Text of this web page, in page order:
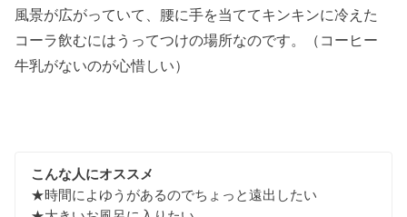
風景が広がっていて、腰に手を当ててキンキンに冷えた
コーラ飲むにはうってつけの場所なのです。（コーヒー
牛乳がないのが心惜しい）
こんな人にオススメ
★時間によゆうがあるのでちょっと遠出したい